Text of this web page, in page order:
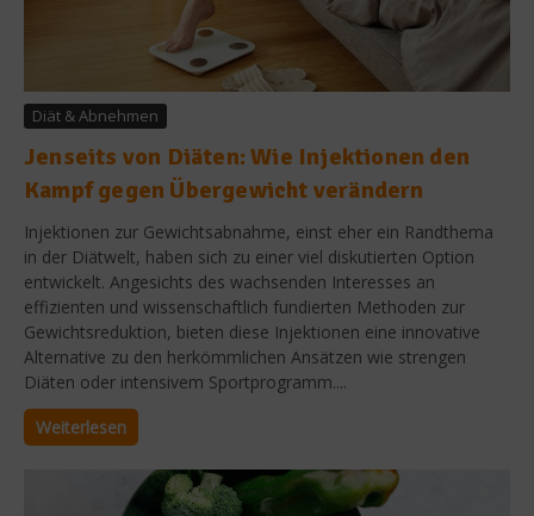
Diät & Abnehmen
Jenseits von Diäten: Wie Injektionen den
Kampf gegen Übergewicht verändern
Injektionen zur Gewichtsabnahme, einst eher ein Randthema
in der Diätwelt, haben sich zu einer viel diskutierten Option
entwickelt. Angesichts des wachsenden Interesses an
effizienten und wissenschaftlich fundierten Methoden zur
Gewichtsreduktion, bieten diese Injektionen eine innovative
Alternative zu den herkömmlichen Ansätzen wie strengen
Diäten oder intensivem Sportprogramm....
Weiterlesen